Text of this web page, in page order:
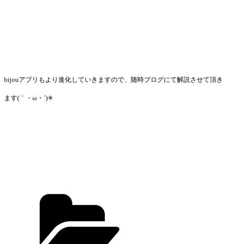
bijouアプリもより進化していきますので、随時ブログにて解説させて頂き
ます(｀・ω・´)✳︎